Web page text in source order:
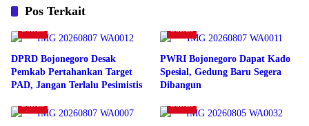
Pos Terkait
DPRD Bojonegoro Desak
Pemkab Pertahankan Target
PAD, Jangan Terlalu Pesimistis
PWRI Bojonegoro Dapat Kado
Spesial, Gedung Baru Segera
Dibangun